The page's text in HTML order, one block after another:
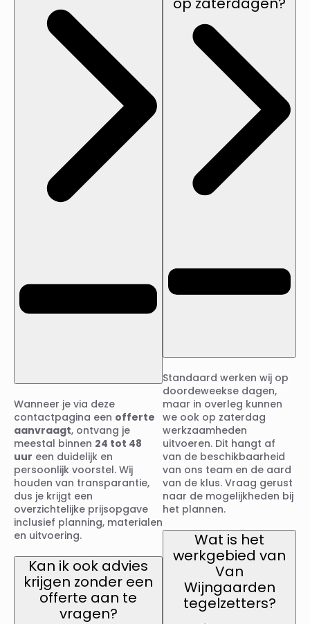
Wanneer je via deze
contactpagina een offerte
aanvraagt, ontvang je
meestal binnen 24 tot 48
uur een duidelijk en
persoonlijk voorstel. Wij
houden van transparantie,
dus je krijgt een
overzichtelijke prijsopgave
inclusief planning, materialen
en uitvoering.
Kan ik ook advies
krijgen zonder een
offerte aan te
vragen?
Standaard werken wij op
doordeweekse dagen,
maar in overleg kunnen
we ook op zaterdag
werkzaamheden
uitvoeren. Dit hangt af
van de beschikbaarheid
van ons team en de aard
van de klus. Vraag gerust
naar de mogelijkheden bij
het plannen.
Wat is het
werkgebied van
Van
Wijngaarden
tegelzetters?